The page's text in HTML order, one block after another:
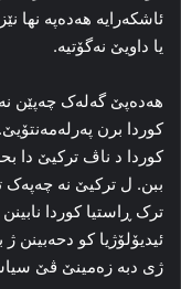
ئاشكەرایە ھەدەپە نها
یا داویێ نه‌گۆتیه‌.
ھەدەپێ گه‌له‌ک چه‌پێن
کوردا برن
کوردا د ناڤ تركیێ دا
ببن. ل ترکیێ‌ نه‌
ترک ڕاستیا کوردا
ئیدیۆلۆژیا کو دحه‌بینن
ژی دبه‌ زه‌مینێ ڤێ